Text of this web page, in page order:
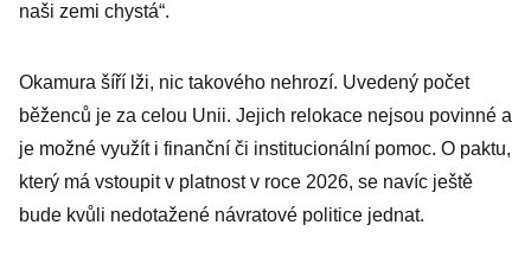
naši zemi chystá“.
Okamura šíří lži, nic takového nehrozí. Uvedený počet
běženců je za celou Unii. Jejich relokace nejsou povinné a
je možné využít i finanční či institucionální pomoc. O paktu,
který má vstoupit v platnost v roce 2026, se navíc ještě
bude kvůli nedotažené návratové politice jednat.